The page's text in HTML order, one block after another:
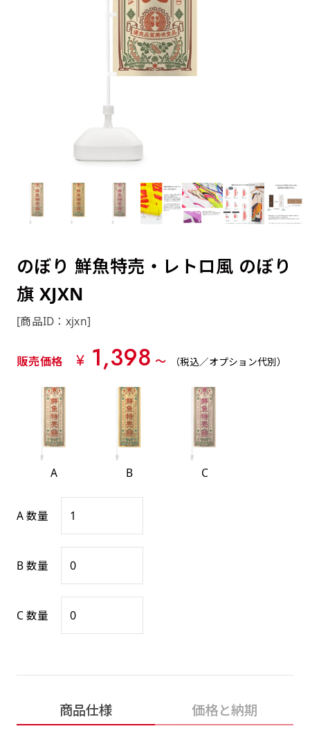
のぼり 鮮魚特売・レトロ風 のぼり
旗 XJXN
[商品ID：xjxn]
販売価格 ¥ 1,398 〜 （税込／オプション代別）
A B C
A 数量
B 数量
C 数量
商品仕様 価格と納期
当社の既製デザインを利用してのぼり旗を
製作したい場合
程度によってデザイン加工費用が発生いたし
リピート
ショッピングカートページの備考欄に「以前
ません。
返事を頂いたあとに製作開始いたします。
入稿（AI／PSD）
購入時の案内に沿って入稿してください。［
対応ファイル：AI／PSDファイル ］
入稿（AI／PSD）（要画像確認）［ +298円
］
弊社よりJPG画像をお送りします。ご確認のお
返事を頂いたあとに製作開始いたします。
デザイン依頼［ +3,998円 ］
ご購入時の案内にそって、デザイン画のファ
文字だけのぼり［ +1,298円 ］
ご購入時の案内に沿って、文字をご指定くだ
名などをご記載ください。専任のデザイナー
がバッチリデザインします。書体などのご指
定がなければ、のぼりのイメージに最適のフ
ォントを使用します。基本的にのぼりの下部
データをお送りいただけましたらロゴの印刷
も出来ます。
お客様が納得するまで何度でもデザインの修
相談ください。
あまりに大きな変更が何度もある場合はお断り
印刷工程に入った場合はいかなる場合もキャン
名入れ［+999円］
名入れ（要画像確認）［+1,298円］
弊社よりJPG画像をお送りします。ご確認のお
返事を頂いたあとに製作開始いたします。
ロゴ有り名入れ［ +1,498円］
ご購入時の案内にそって、デザイン画のファ
イルまたは、文章でお知らせください。
れるデザインを提供したいかと思いますので
その辺を参考にするとよいかもしれません。
レギュラー(60x180)
ほとんどのポールや注水台に使用できます。
近距離の歩行者や、特に女性の目線を意識したい
飾る場所に対して、標準サイズでは大きすぎると
感じる場合や、立てる本数を増やしたい場合はこ
幅が15cm 狭くなっておりスリムな印象を受けま
コンパクト(45x150)
レギュラー(180x60)
ほとんどのポールや注水台に使用できます。
近距離の歩行者や、特に女性の目線を意識したい
飾る場所に対して、標準サイズでは大きすぎると
感じる場合や、立てる本数を増やしたい場合はこ
幅が15cm 狭くなっておりスリムな印象を受けま
コンパクト(150x45)
ハトメ（鳩目）とは、革や布などに開けた穴
を補強するために取り付けるリングです。壁
側にロープなどで固定して、突風で倒れること
も風向きによってずっと裏向きになってしまう
いこともありません。
上左チチ 上右チチ 上チチ
（上と下）
上下左右
（四辺にチチ） チチ無し ハトメ四隅
上左チチと
上右チチと
右棒袋縫い
（上と右）
上棒袋縫い
（上のみ）
タペストリー
※パイプ紐付き※備考欄に要望をお書きください
Aバナー用チチ
ハトメ（鳩目）とは、革や布などに開けた穴
を補強するために取り付けるリングです。壁
側にロープなどで固定して、突風で倒れること
も風向きによってずっと裏向きになってしまう
いこともありません。
上チチ
（上のみ）
上下チチ
（上と下）
左右チチ
（左右）
上左右チチ
ハトメ四隅
（+1営業日）
ハトメ上2つ
（+1営業日）
ハトメ上3つ
（+1営業日）
（+1営業日） （+1営業日）
その他
L字補強縫製
［ +38円 ］
チチのついてない長辺・
上下短辺を補強縫製しま
四辺補強
［ +58円 ］
ワンランク厚手のトロピカル（生地の厚みが
約0.2ｍｍ）。生地が重くなる分、耐久性が上
ポンジをやや厚くした生地です。ポンジと比
べると約2倍の厚みがあります。タペストリー
やバナーなどの製作によく利用します。
スリット（切り込み）は均等割りを意識して
カットラインを入れます。
デザインや絵柄をスリット加工時にカットす
る場合があります。
例
2本（3分割）の場合だと
文字の上からカットされます
1本（2分割）の場合だと
文字の間にスリットが入ります